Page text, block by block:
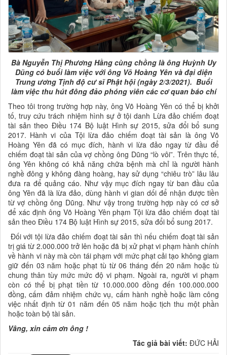
Bà Nguyễn Thị Phương Hằng cùng chồng là ông Huỳnh Uy
Dũng có buổi làm việc với ông Võ Hoàng Yên và đại diện
Trung ương Tịnh độ cư sĩ Phật hội (ngày 2/3/2021). Buổi
làm việc thu hút đông đảo phóng viên các cơ quan báo chí
Theo tôi trong trường hợp này, ông Võ Hoàng Yên có thể bị khởi
tố, truy cứu trách nhiệm hình sự ở tội danh Lừa đảo chiếm đoạt
tài sản theo Điều 174 Bộ luật Hình sự 2015, sửa đổi bổ sung
2017. Hành vi của Tội lừa đảo chiếm đoạt tài sản là ông Võ
Hoàng Yên đã có mục đích, hành vi lừa đảo ngay từ đầu để
chiếm đoạt tài sản của vợ chồng ông Dũng “lò vôi”. Trên thực tế,
ông Yên không có khả năng chữa bệnh mà chỉ là người hành
nghề đông y không đàng hoàng, hay sử dụng “chiêu trò” lâu lâu
đưa ra để quảng cáo. Như vậy mục đích ngay từ ban đầu của
ông Yên đã là lừa đảo, dùng hành vi gian dối để nhận được tiền
từ vợ chồng ông Dũng. Như vậy trong trường hợp này có cơ sở
để xác định ông Võ Hoàng Yên phạm Tội lừa đảo chiếm đoạt tài
sản theo Điều 174 Bộ luật Hình sự 2015, sửa đổi bổ sung 2017.
Đối với tội lừa đảo chiếm đoạt tài sản thì nếu chiếm đoạt tài sản
trị giá từ 2.000.000 trở lên hoặc đã bị xử phạt vi phạm hành chính
về hành vi này mà còn tái phạm với mức phạt cải tạo không giam
giữ đến 03 năm hoặc phạt tù từ 06 tháng đến 20 năm hoặc tù
chung thân tùy mức mức độ vi phạm. Ngoài ra, người vi phạm
còn có thể bị phạt tiền từ 10.000.000 đồng đến 100.000.000
đồng, cấm đảm nhiệm chức vụ, cấm hành nghề hoặc làm công
việc nhất định từ 01 năm đến 05 năm hoặc tịch thu một phần
hoặc toàn bộ tài sản.
Vâng, xin cảm ơn ông !
Tác giả bài viết: ĐỨC HẢI